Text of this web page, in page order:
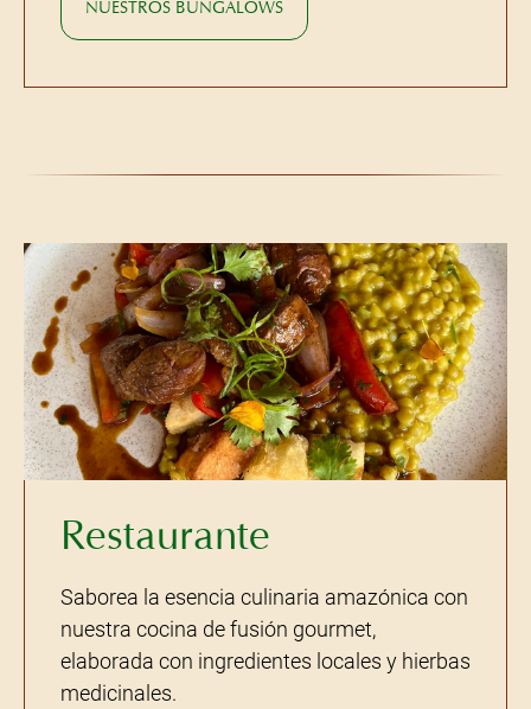
NUESTROS BUNGALOWS
Restaurante
Saborea la esencia culinaria amazónica con
nuestra cocina de fusión gourmet,
elaborada con ingredientes locales y hierbas
medicinales.